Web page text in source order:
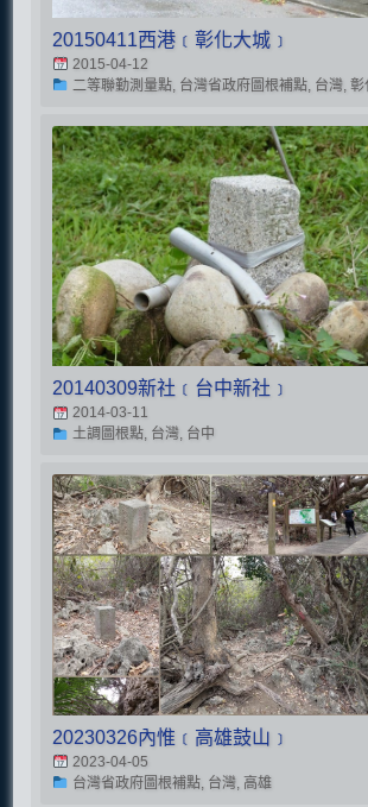
20150411西港﹝彰化大城﹞
2015-04-12
二等聯勤測量點, 台灣省政府圖根補點, 台灣, 彰
20140309新社﹝台中新社﹞
2014-03-11
土調圖根點, 台灣, 台中
20230326內惟﹝高雄鼓山﹞
2023-04-05
台灣省政府圖根補點, 台灣, 高雄